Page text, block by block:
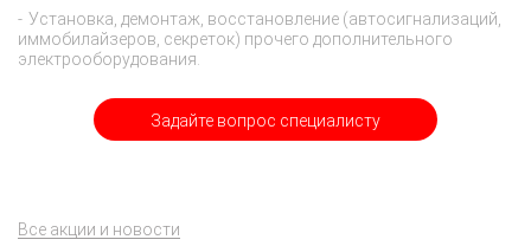
Задайте вопрос специалисту
Установка, демонтаж, восстановление (автосигнализаций,
иммобилайзеров, секреток) прочего дополнительного
электрооборудования.
Все акции и новости